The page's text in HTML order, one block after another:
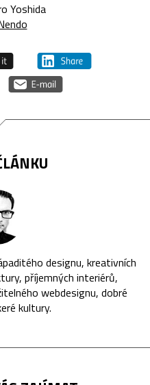
Yoshida
designu, kreativních
příjemných interiérů,
webdesignu, dobré
kultury.